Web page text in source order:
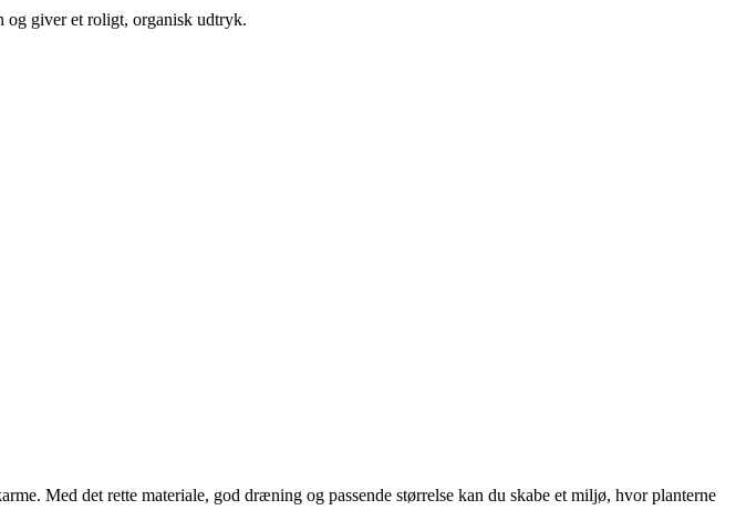
og giver et roligt, organisk udtryk.
Med det rette materiale, god dræning og passende størrelse kan du skabe et miljø, hvor planterne